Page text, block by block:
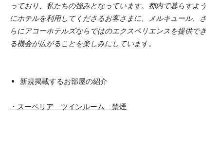
っており、私たちの強みとなっています。都内で暮らすよう
にホテルを利用してくださるお客さまに、メルキュール、さ
らにアコーホテルズならではのエクスペリエンスを提供でき
る機会が広がることを楽しみにしています。
新規掲載するお部屋の紹介
・スーペリア ツインルーム 禁煙